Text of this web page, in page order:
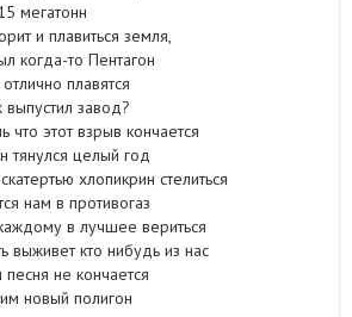
мегатонн
и плавиться земля,
когда-то Пентагон
плавятся
завод?
что этот взрыв кончается
тянулся целый год
хлопикрин стелиться
нам в противогаз
в лучшее вериться
выживет кто нибудь из нас
не кончается
новый полигон